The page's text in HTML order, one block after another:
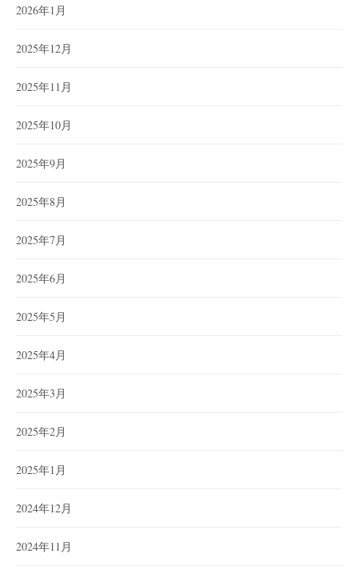
2026年1月
2025年12月
2025年11月
2025年10月
2025年9月
2025年8月
2025年7月
2025年6月
2025年5月
2025年4月
2025年3月
2025年2月
2025年1月
2024年12月
2024年11月